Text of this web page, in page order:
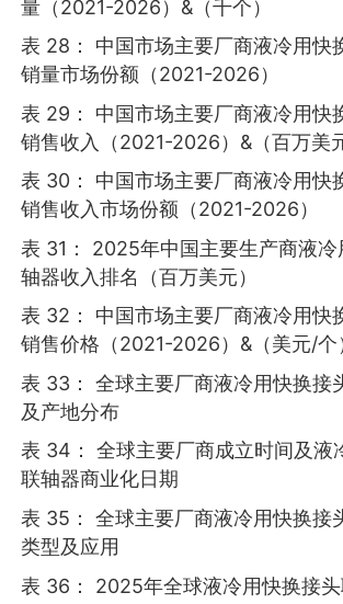
量（2021-2026）&（千个）
表 28： 中国市场主要厂商液冷用快
销量市场份额（2021-2026）
表 29： 中国市场主要厂商液冷用快
销售收入（2021-2026）&（百万美
表 30： 中国市场主要厂商液冷用快
销售收入市场份额（2021-2026）
表 31： 2025年中国主要生产商液冷
轴器收入排名（百万美元）
表 32： 中国市场主要厂商液冷用快
销售价格（2021-2026）&（美元/个
表 33： 全球主要厂商液冷用快换接
及产地分布
表 34： 全球主要厂商成立时间及液
联轴器商业化日期
表 35： 全球主要厂商液冷用快换接
类型及应用
表 36： 2025年全球液冷用快换接